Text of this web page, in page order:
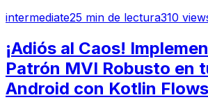
intermediate25 min de lectura310
¡Adiós al Caos!
Patrón MVI Robusto en
Android con Kotlin Flows